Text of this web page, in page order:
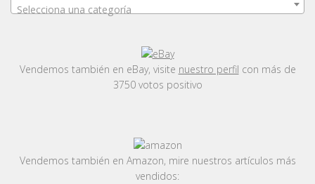
Selecciona una categoría
Vendemos también en eBay, visite nuestro perfil con más de
3750 votos positivo
Vendemos también en Amazon, mire nuestros artículos más
vendidos: